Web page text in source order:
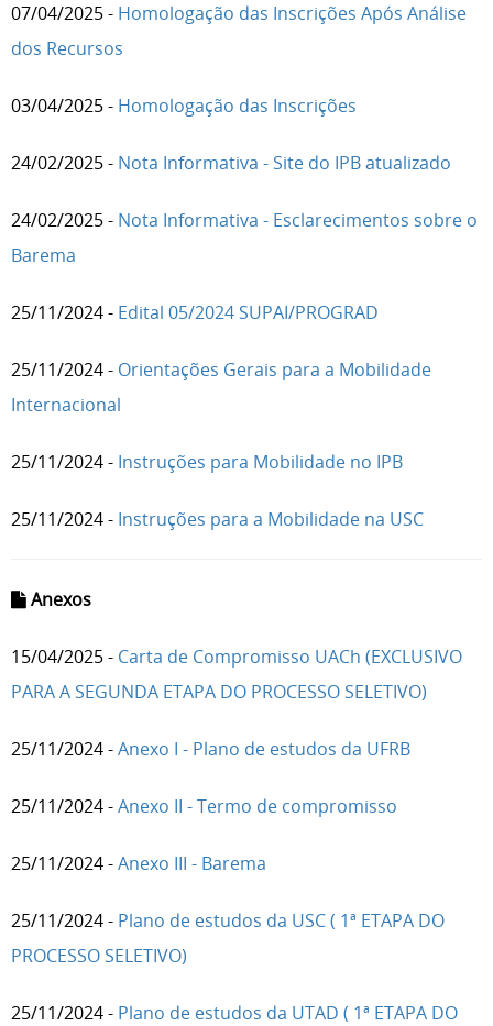
07/04/2025 - Homologação das Inscrições Após Análise
dos Recursos
03/04/2025 - Homologação das Inscrições
24/02/2025 - Nota Informativa - Site do IPB atualizado
24/02/2025 - Nota Informativa - Esclarecimentos sobre o
Barema
25/11/2024 - Edital 05/2024 SUPAI/PROGRAD
25/11/2024 - Orientações Gerais para a Mobilidade
Internacional
25/11/2024 - Instruções para Mobilidade no IPB
25/11/2024 - Instruções para a Mobilidade na USC
Anexos
15/04/2025 - Carta de Compromisso UACh (EXCLUSIVO
PARA A SEGUNDA ETAPA DO PROCESSO SELETIVO)
25/11/2024 -Anexo I - Plano de estudos da UFRB
25/11/2024 -Anexo II - Termo de compromisso
25/11/2024 -Anexo III - Barema
25/11/2024 - Plano de estudos da USC ( 1ª ETAPA DO
PROCESSO SELETIVO)
25/11/2024 - Plano de estudos da UTAD ( 1ª ETAPA DO